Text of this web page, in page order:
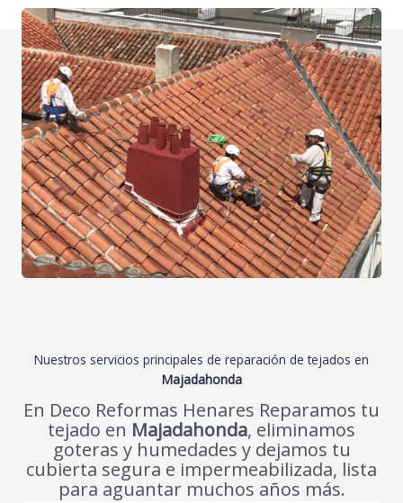
Nuestros servicios principales de reparación de tejados en
Majadahonda
En Deco Reformas Henares Reparamos tu
tejado en Majadahonda, eliminamos
goteras y humedades y dejamos tu
cubierta segura e impermeabilizada, lista
para aguantar muchos años más.